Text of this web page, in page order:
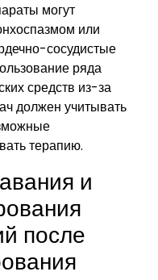
могут
или
сосудистые
ряда
средств из-за
должен учитывать
терапию.
и
после